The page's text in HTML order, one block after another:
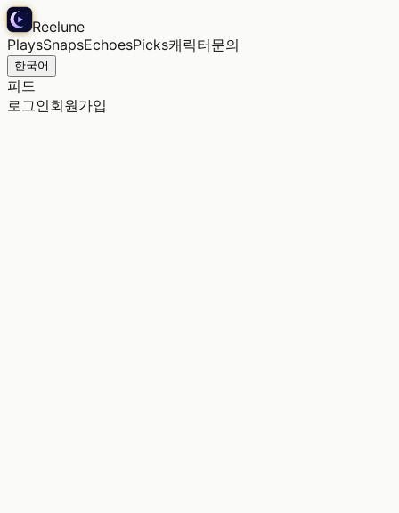
Reelune
PlaysSnapsEchoesPicks캐릭터문의
한국어
피드
로그인회원가입